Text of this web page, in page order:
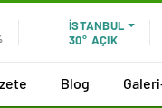
İSTANBUL
30° AÇIK
Blog